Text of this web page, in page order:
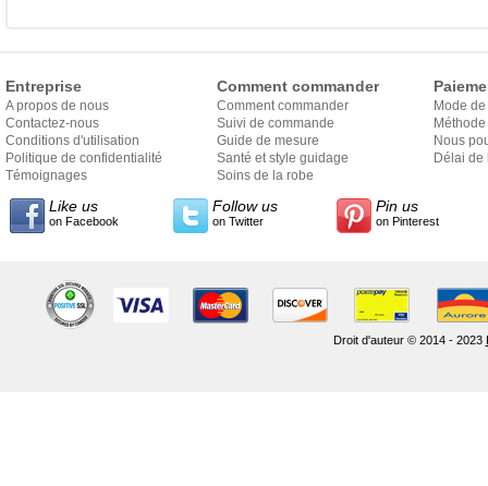
Entreprise
A propos de nous
Contactez-nous
Conditions d'utilisation
Politique de confidentialité
Témoignages
Comment commander
Comment commander
Suivi de commande
Guide de mesure
Santé et style guidage
Soins de la robe
Mode
Nous
Délai de
Like us
on Facebook
Follow us
on Twitter
Pin us
on Pinterest
Droit d'auteur © 2014 - 2023